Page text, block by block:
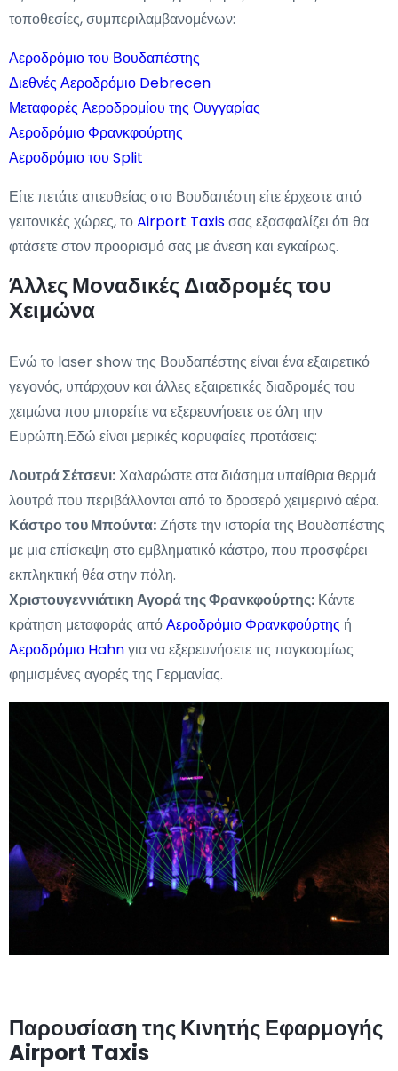
τοποθεσίες, συμπεριλαμβανομένων:
Αεροδρόμιο του Βουδαπέστης
Διεθνές Αεροδρόμιο Debrecen
Μεταφορές Αεροδρομίου της Ουγγαρίας
Αεροδρόμιο Φρανκφούρτης
Αεροδρόμιο του Split
Είτε πετάτε απευθείας στο Βουδαπέστη είτε έρχεστε από
γειτονικές χώρες, τοAirport Taxisσας εξασφαλίζει ότι θα
φτάσετε στον προορισμό σας με άνεση και εγκαίρως.
Άλλες Μοναδικές Διαδρομές του
Χειμώνα
Ενώ το laser show της Βουδαπέστης είναι ένα εξαιρετικό
γεγονός, υπάρχουν και άλλες εξαιρετικές διαδρομές του
χειμώνα που μπορείτε να εξερευνήσετε σε όλη την
Ευρώπη.Εδώ είναι μερικές κορυφαίες προτάσεις:
Λουτρά Σέτσενι:Χαλαρώστε στα διάσημα υπαίθρια θερμά
λουτρά που περιβάλλονται από το δροσερό χειμερινό αέρα.
Κάστρο του Μπούντα:Ζήστε την ιστορία της Βουδαπέστης
με μια επίσκεψη στο εμβληματικό κάστρο, που προσφέρει
εκπληκτική θέα στην πόλη.
Χριστουγεννιάτικη Αγορά της Φρανκφούρτης: Κάντε
κράτηση μεταφοράς απόΑεροδρόμιο Φρανκφούρτης ή
Αεροδρόμιο Hahnγια να εξερευνήσετε τις παγκοσμίως
φημισμένες αγορές της Γερμανίας.
Παρουσίαση της Κινητής Εφαρμογής
Airport Taxis